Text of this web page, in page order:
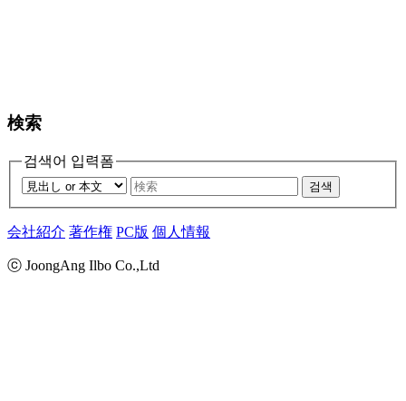
検索
검색어 입력폼
검색
会社紹介 著作権 PC版 個人情報
ⓒ JoongAng Ilbo Co.,Ltd